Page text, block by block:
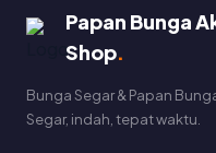
Papan Bunga
Shop.
Bunga Segar & Papan
Segar, indah, tepat waktu.